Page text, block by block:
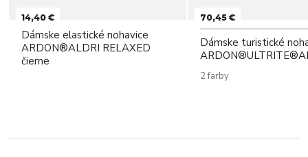
14,40 €
Dámske elastické nohavice
ARDON®ALDRI RELAXED
čierne
70,45 €
Dámske turistické
2 farby